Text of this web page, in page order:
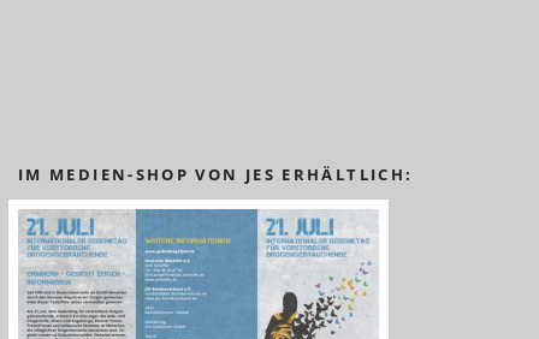
IM MEDIEN-SHOP VON JES ERHÄLTLICH: